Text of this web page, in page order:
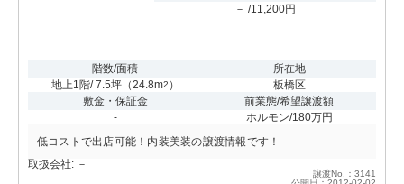
－ /11,200円
階数/面積
地上1階/ 7.5坪（24.8m2 ）
所在地
板橋区
敷金・保証金
-
前業態/希望譲渡額
ホルモン/180万円
低コストで出店可能！内装美装の譲渡情報です！
取扱会社: －
譲渡No.：3141